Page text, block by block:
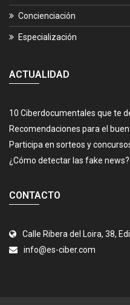
Concienciación
Especialización
ACTUALIDAD
10 Ciberdocumentales que te
Recomendaciones para el
Participa en sorteos y
¿Cómo detectar las fake news?
CONTACTO
Calle Ribera del Loira, 38,
info@es-ciber.com